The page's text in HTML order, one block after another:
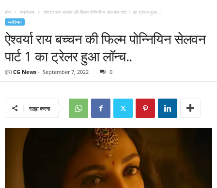
होम मनोरंजन ऐश्वर्या राय बच्चन की फिल्म पोन्नियिन सेलवन पार्ट 1 का ट्रेलर हुआ...
मनोरंजन
ऐश्वर्या राय बच्चन की फिल्म पोन्नियिन सेलवन
पार्ट 1 का ट्रेलर हुआ लॉन्च..
द्वारा CG News - September 7, 2022 0
साझा करना